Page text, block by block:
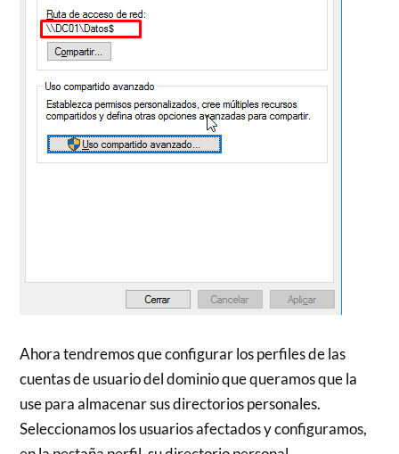
Ahora tendremos que configurar los perfiles de las
cuentas de usuario del dominio que queramos que la
use para almacenar sus directorios personales.
Seleccionamos los usuarios afectados y configuramos,